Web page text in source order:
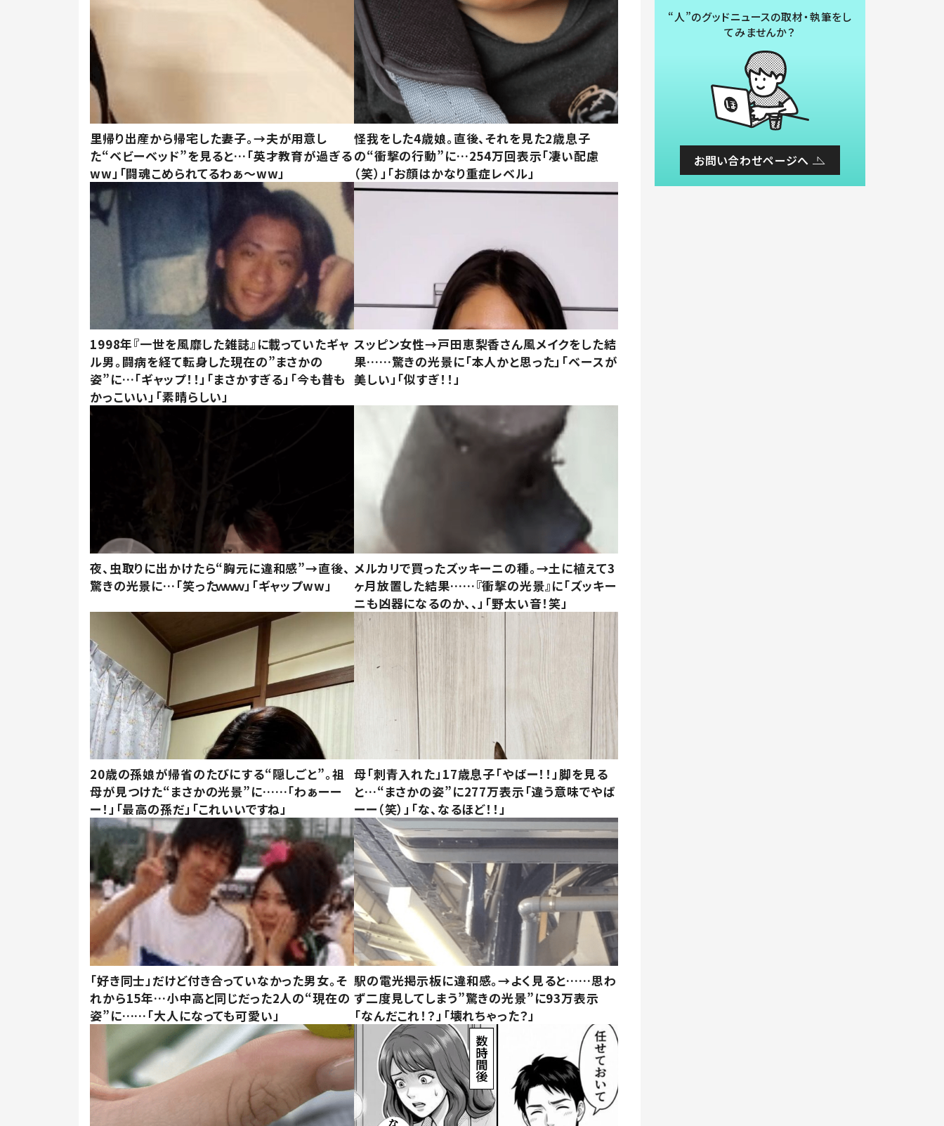
里帰り出産から帰宅した妻子。→夫が用意し
た“ベビーベッド”を見ると…「英才教育が過ぎる
ww」「闘魂こめられてるわぁ～ww」
怪我をした4歳娘。直後、それを見た2歳息子
の“衝撃の行動”に…254万回表示「凄い配慮
（笑）」「お顔はかなり重症レベル」
1998年『一世を風靡した雑誌』に載っていたギャ
ル男。闘病を経て転身した現在の”まさかの
姿”に…「ギャップ！！」「まさかすぎる」「今も昔も
かっこいい」「素晴らしい」
スッピン女性→戸田恵梨香さん風メイクをした結
果……驚きの光景に「本人かと思った」「ベースが
美しい」「似すぎ！！」
夜、虫取りに出かけたら“胸元に違和感”→直後、
驚きの光景に…「笑ったｗｗｗ」「ギャップww」
メルカリで買ったズッキーニの種。→土に植えて3
ヶ月放置した結果……『衝撃の光景』に「ズッキー
ニも凶器になるのか、、」「野太い音！笑」
20歳の孫娘が帰省のたびにする“隠しごと”。祖
母が見つけた“まさかの光景”に……「わぁーー
ー！」「最高の孫だ」「これいいですね」
母「刺青入れた」17歳息子「やばー！！」脚を見る
と…“まさかの姿”に277万表示「違う意味でやば
ーー（笑）」「な、なるほど！！」
「好き同士」だけど付き合っていなかった男女。そ
れから15年…小中高と同じだった2人の“現在の
姿”に……「大人になっても可愛い」
駅の電光掲示板に違和感。→よく見ると……思わ
ず二度見してしまう”驚きの光景”に93万表示
「なんだこれ！？」「壊れちゃった？」
“人”のグッドニュースの取材・執筆をし
てみませんか？
お問い合わせページへ